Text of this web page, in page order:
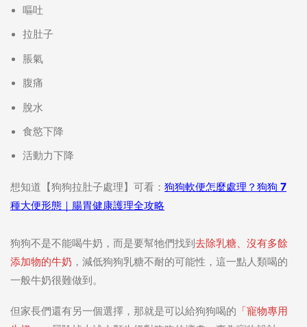
嘔吐
拉肚子
脹氣
腹痛
脫水
食慾下降
活動力下降
想知道【狗狗拉肚子處理】可看： 狗狗軟便怎麼處理？狗狗 7
種大便形態｜腸胃健康護理全攻略
狗狗不是不能喝牛奶，而是要幫牠們找到去除乳糖、沒有多餘
添加物的牛奶 ，減低狗狗乳糖不耐的可能性，這一點人類喝的
一般牛奶很難做到。
但家長們還有另一個選擇，那就是可以給狗狗喝的 「寵物專用